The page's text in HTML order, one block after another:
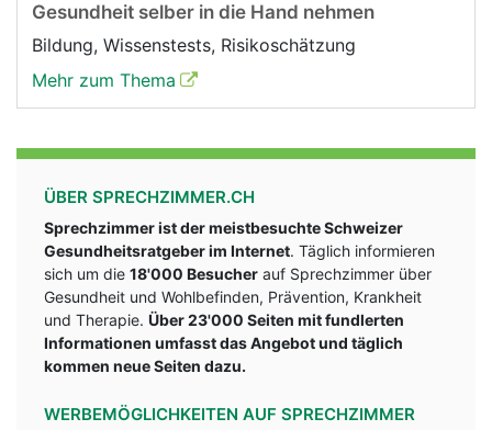
Gesundheit selber in die Hand nehmen
Bildung, Wissenstests, Risikoschätzung
Mehr zum Thema
ÜBER SPRECHZIMMER.CH
Sprechzimmer ist der meistbesuchte Schweizer
Gesundheitsratgeber im Internet. Täglich informieren
sich um die 18'000 Besucher auf Sprechzimmer über
Gesundheit und Wohlbefinden, Prävention, Krankheit
und Therapie. Über 23'000 Seiten mit fundlerten
Informationen umfasst das Angebot und täglich
kommen neue Seiten dazu.
WERBEMÖGLICHKEITEN AUF SPRECHZIMMER